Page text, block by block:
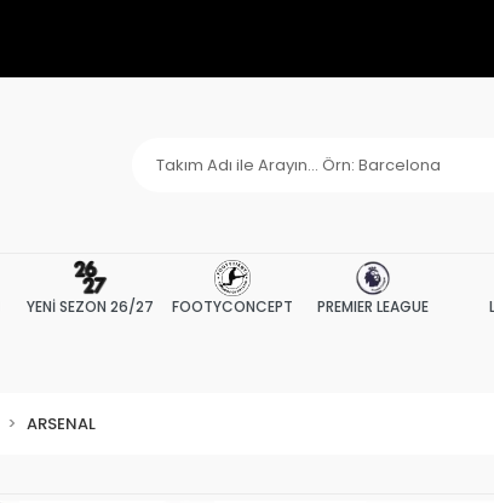
YENİ SEZON 26/27 FOOTYCONCEPT PREMIER LEAGUE
ARSENAL